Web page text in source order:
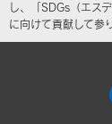
し、「SDGs（エス
に向けて貢献して参